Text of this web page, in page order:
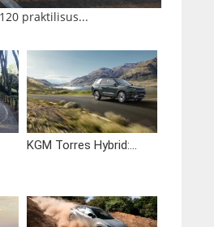
praktilisus...
KGM Torres Hybrid:...